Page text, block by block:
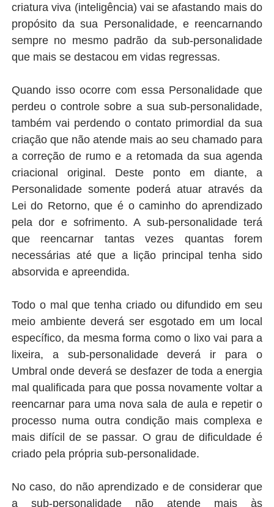
criatura viva (inteligência) vai se afastando mais do
propósito da sua Personalidade, e reencarnando
sempre no mesmo padrão da sub-personalidade
que mais se destacou em vidas regressas.
Quando isso ocorre com essa Personalidade que
perdeu o controle sobre a sua sub-personalidade,
também vai perdendo o contato primordial da sua
criação que não atende mais ao seu chamado para
a correção de rumo e a retomada da sua agenda
criacional original. Deste ponto em diante, a
Personalidade somente poderá atuar através da
Lei do Retorno, que é o caminho do aprendizado
pela dor e sofrimento. A sub-personalidade terá
que reencarnar tantas vezes quantas forem
necessárias até que a lição principal tenha sido
absorvida e apreendida.
Todo o mal que tenha criado ou difundido em seu
meio ambiente deverá ser esgotado em um local
específico, da mesma forma como o lixo vai para a
lixeira, a sub-personalidade deverá ir para o
Umbral onde deverá se desfazer de toda a energia
mal qualificada para que possa novamente voltar a
reencarnar para uma nova sala de aula e repetir o
processo numa outra condição mais complexa e
mais difícil de se passar. O grau de dificuldade é
criado pela própria sub-personalidade.
No caso, do não aprendizado e de considerar que
a sub-personalidade não atende mais às